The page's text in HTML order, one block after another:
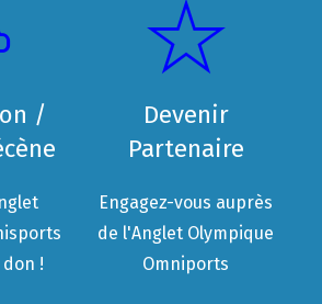
/
!
Devenir
Partenaire
Engagez-vous auprès
de l'Anglet Olympique
Omniports